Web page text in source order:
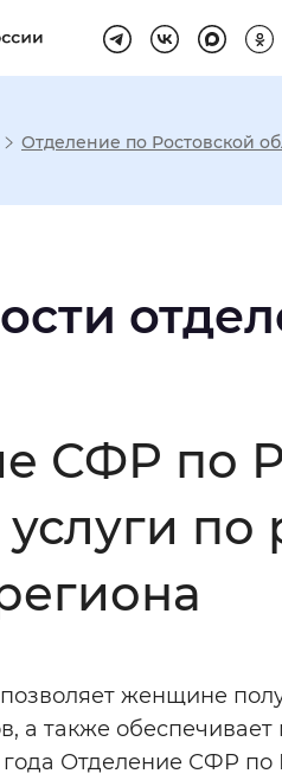
буквами:
Отделение по Ростовской
СФР по
женщине
а также
Отделение СФР по